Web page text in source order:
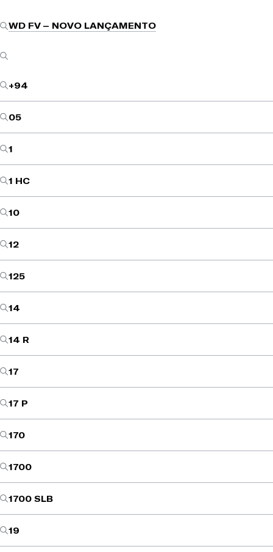
WD FV – NOVO LANÇAMENTO
+94
05
1
1 HC
10
12
125
14
14 R
17
17 P
170
1700
1700 SLB
19